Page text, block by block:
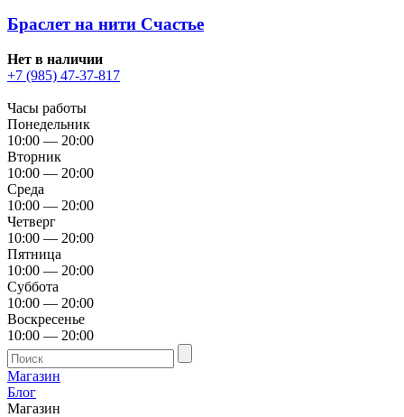
Браслет на нити Счастье
Нет в наличии
+7 (985) 47-37-817
Часы работы
Понедельник
10:00 — 20:00
Вторник
10:00 — 20:00
Среда
10:00 — 20:00
Четверг
10:00 — 20:00
Пятница
10:00 — 20:00
Суббота
10:00 — 20:00
Воскресенье
10:00 — 20:00
Магазин
Блог
Магазин